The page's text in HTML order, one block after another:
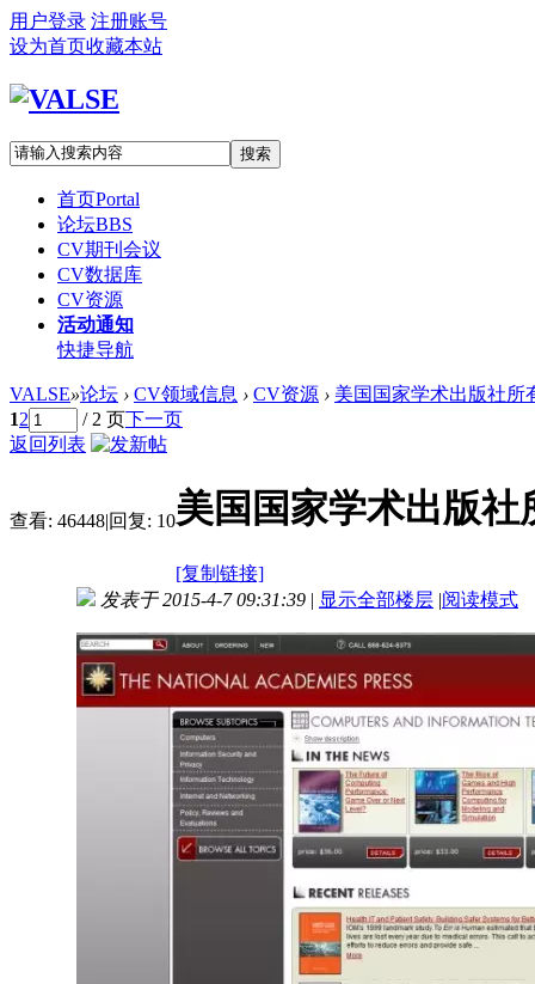
用户登录 注册账号
设为首页收藏本站
搜索
首页Portal
论坛BBS
CV期刊会议
CV数据库
CV资源
活动通知
快捷导航
VALSE»论坛 › CV领域信息 › CV资源 › 美国国家学术出版社所
12 / 2 页下一页
返回列表
查看: 46448|回复: 10美国国家学术出版
[复制链接]
发表于 2015-4-7 09:31:39 | 显示全部楼层 |阅读模式